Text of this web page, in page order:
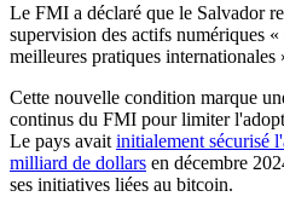
Le FMI a déclaré que le Salvador
supervision des actifs numériques
meilleures pratiques internationales
Cette nouvelle condition marque
continus du FMI pour limiter
Le pays avait initialement sécurisé
milliard de dollars en décembre
ses initiatives liées au bitcoin.